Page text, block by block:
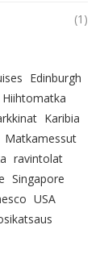
(1)
Edinburgh
Hiihtomatka
Karibia
Matkamessut
ravintolat
Singapore
USA